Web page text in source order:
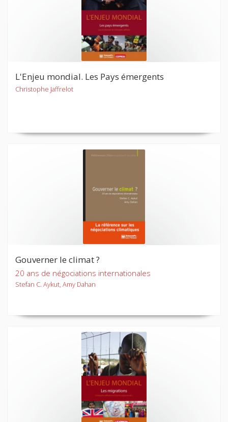
L'Enjeu mondial. Les Pays émergents
Christophe Jaffrelot
Gouverner le climat ?
20 ans de négociations internationales
Stefan C. Aykut, Amy Dahan